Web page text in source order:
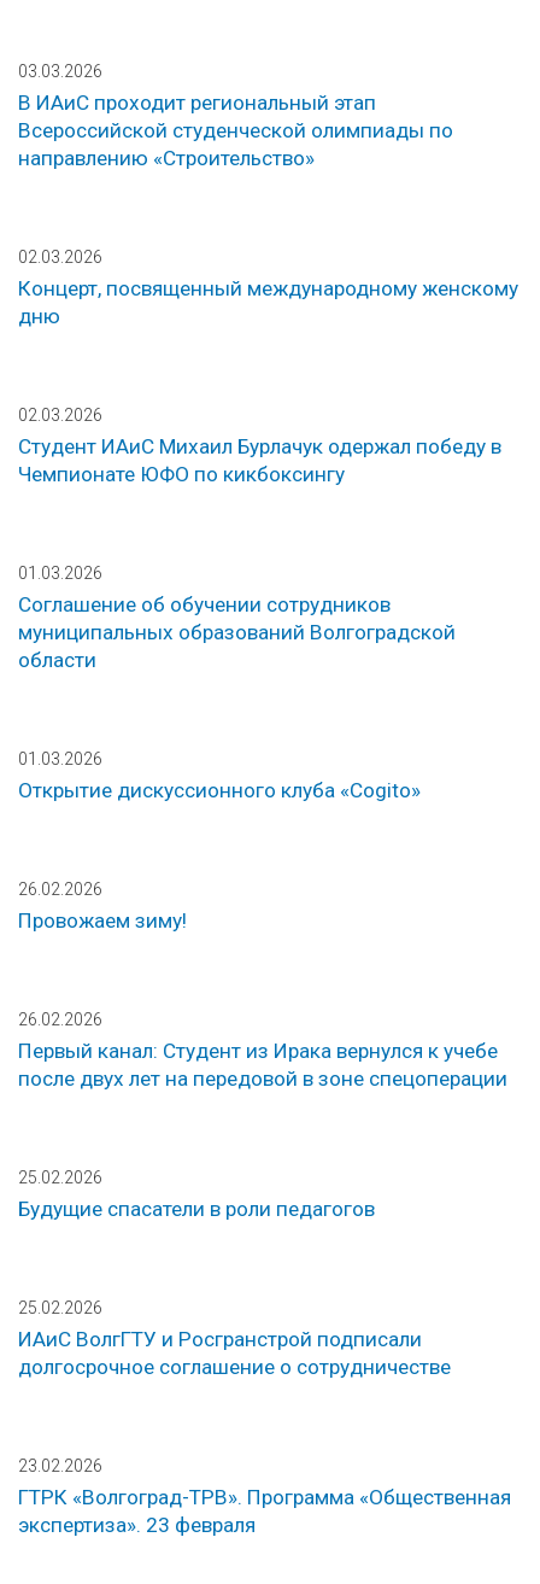
03.03.2026
В ИАиС проходит региональный этап
Всероссийской студенческой олимпиады по
направлению «Строительство»
02.03.2026
Концерт, посвященный международному женскому
дню
02.03.2026
Студент ИАиС Михаил Бурлачук одержал победу в
Чемпионате ЮФО по кикбоксингу
01.03.2026
Соглашение об обучении сотрудников
муниципальных образований Волгоградской
области
01.03.2026
Открытие дискуссионного клуба «Cogito»
26.02.2026
Провожаем зиму!
26.02.2026
Первый канал: Студент из Ирака вернулся к учебе
после двух лет на передовой в зоне спецоперации
25.02.2026
Будущие спасатели в роли педагогов
25.02.2026
ИАиС ВолгГТУ и Росгранстрой подписали
долгосрочное соглашение о сотрудничестве
23.02.2026
ГТРК «Волгоград-ТРВ». Программа «Общественная
экспертиза». 23 февраля